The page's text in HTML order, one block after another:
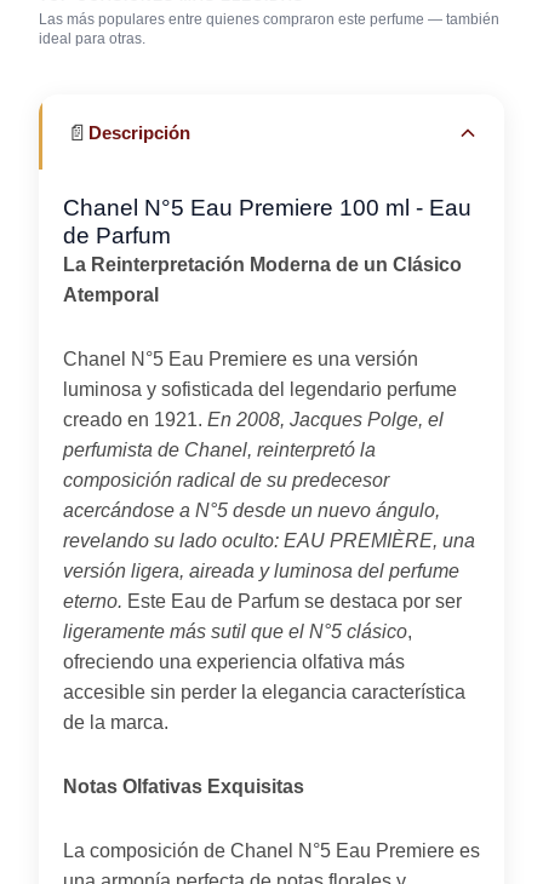
Las más populares entre quienes compraron este perfume — también
ideal para otras.
Boda (invitado)
📄 Descripción
Chanel N°5 Eau Premiere 100 ml - Eau
de Parfum
La Reinterpretación Moderna de un Clásico
Atemporal
Chanel N°5 Eau Premiere es una versión
luminosa y sofisticada del legendario perfume
creado en 1921. En 2008, Jacques Polge, el
perfumista de Chanel, reinterpretó la
composición radical de su predecesor
acercándose a N°5 desde un nuevo ángulo,
revelando su lado oculto: EAU PREMIÈRE, una
versión ligera, aireada y luminosa del perfume
eterno. Este Eau de Parfum se destaca por ser
ligeramente más sutil que el N°5 clásico,
ofreciendo una experiencia olfativa más
accesible sin perder la elegancia característica
de la marca.
Notas Olfativas Exquisitas
La composición de Chanel N°5 Eau Premiere es